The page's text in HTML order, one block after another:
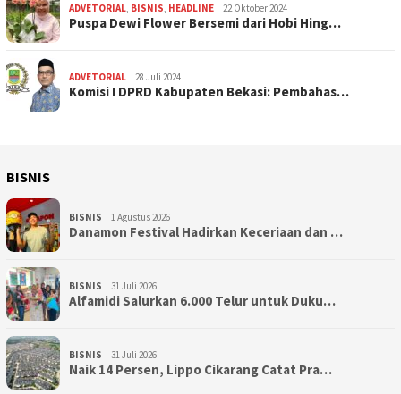
ADVETORIAL, BISNIS, HEADLINE 22 Oktober 2024
Puspa Dewi Flower Bersemi dari Hobi Hing…
ADVETORIAL 28 Juli 2024
Komisi I DPRD Kabupaten Bekasi: Pembahas…
BISNIS
BISNIS 1 Agustus 2026
Danamon Festival Hadirkan Keceriaan dan …
BISNIS 31 Juli 2026
Alfamidi Salurkan 6.000 Telur untuk Duku…
BISNIS 31 Juli 2026
Naik 14 Persen, Lippo Cikarang Catat Pra…